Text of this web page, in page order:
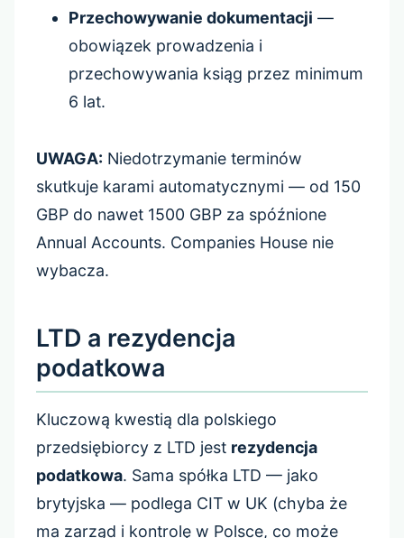
Przechowywanie dokumentacji —
obowiązek prowadzenia i
przechowywania ksiąg przez minimum
6 lat.
UWAGA: Niedotrzymanie terminów
skutkuje karami automatycznymi — od 150
GBP do nawet 1500 GBP za spóźnione
Annual Accounts. Companies House nie
wybacza.
LTD a rezydencja
podatkowa
Kluczową kwestią dla polskiego
przedsiębiorcy z LTD jest rezydencja
podatkowa. Sama spółka LTD — jako
brytyjska — podlega CIT w UK (chyba że
ma zarząd i kontrolę w Polsce, co może